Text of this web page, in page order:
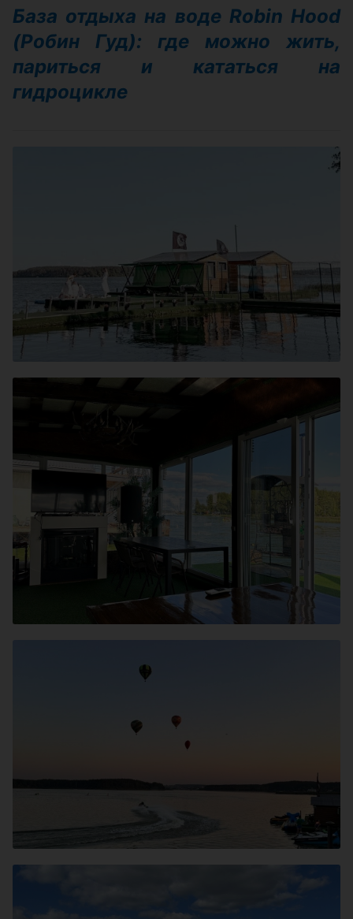
База отдыха на воде Robin Hood
(Робин Гуд): где можно жить,
париться и кататься на
гидроцикле